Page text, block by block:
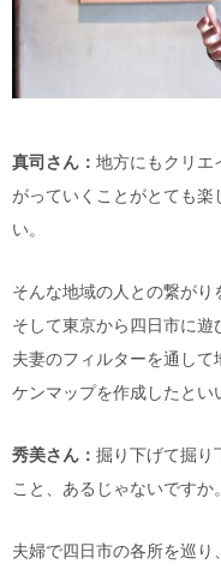
真司さん： 地方にもクリエ
がっていくことがとても
い。
そんな地域の人との繋がり
そして東京から四日市に
夫妻のフィルターを通し
ケンマップを作成したとい
秀美さん： 掘り下げて掘り
こと、あるじゃないですか。
夫婦で四日市の各所を巡り